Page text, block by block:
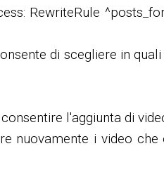
RewriteRule
di scegliere in
l'aggiunta di
nuovamente i video che